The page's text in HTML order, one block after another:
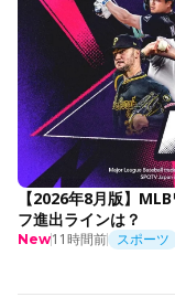
【2026年8月版】
フ進出ラインは？
New11時間前 スポーツ